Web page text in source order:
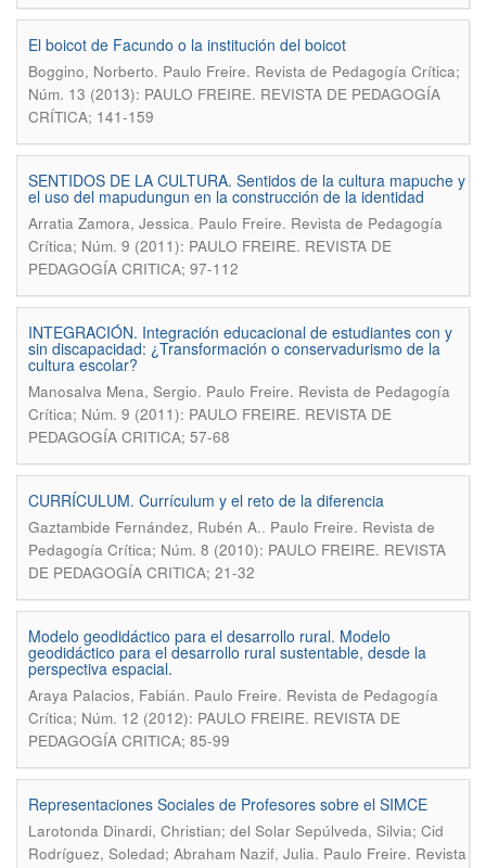
El boicot de Facundo o la institución del boicot
Boggino, Norberto. Paulo Freire. Revista de Pedagogía Crítica;
Núm. 13 (2013): PAULO FREIRE. REVISTA DE PEDAGOGÍA
CRÍTICA; 141-159
SENTIDOS DE LA CULTURA. Sentidos de la cultura mapuche y
el uso del mapudungun en la construcción de la identidad
Arratia Zamora, Jessica. Paulo Freire. Revista de Pedagogía
Crítica; Núm. 9 (2011): PAULO FREIRE. REVISTA DE
PEDAGOGÍA CRITICA; 97-112
INTEGRACIÓN. Integración educacional de estudiantes con y
sin discapacidad: ¿Transformación o conservadurismo de la
cultura escolar?
Manosalva Mena, Sergio. Paulo Freire. Revista de Pedagogía
Crítica; Núm. 9 (2011): PAULO FREIRE. REVISTA DE
PEDAGOGÍA CRITICA; 57-68
CURRÍCULUM. Currículum y el reto de la diferencia
Gaztambide Fernández, Rubén A.. Paulo Freire. Revista de
Pedagogía Crítica; Núm. 8 (2010): PAULO FREIRE. REVISTA
DE PEDAGOGÍA CRITICA; 21-32
Modelo geodidáctico para el desarrollo rural. Modelo
geodidáctico para el desarrollo rural sustentable, desde la
perspectiva espacial.
Araya Palacios, Fabián. Paulo Freire. Revista de Pedagogía
Crítica; Núm. 12 (2012): PAULO FREIRE. REVISTA DE
PEDAGOGÍA CRITICA; 85-99
Representaciones Sociales de Profesores sobre el SIMCE
Larotonda Dinardi, Christian; del Solar Sepúlveda, Silvia; Cid
Rodríguez, Soledad; Abraham Nazif, Julia. Paulo Freire. Revista